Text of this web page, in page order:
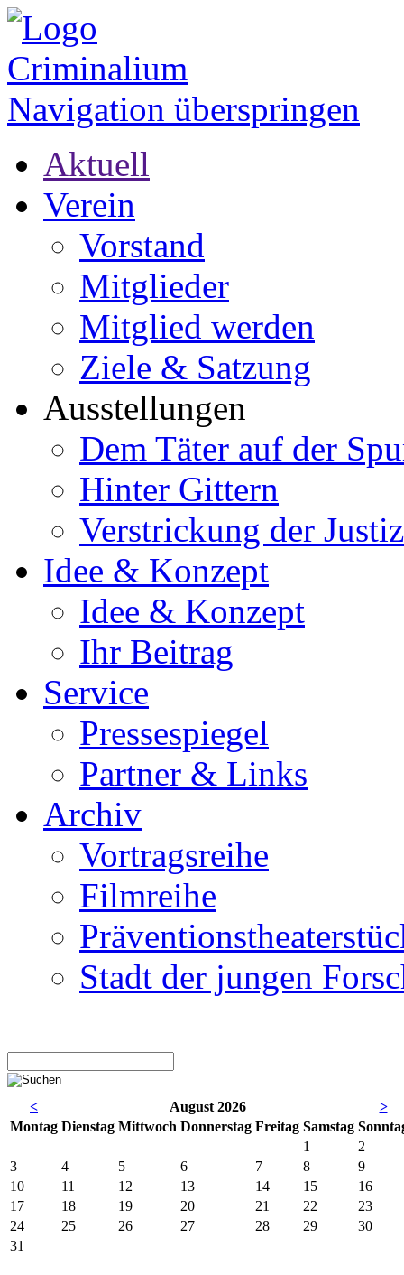
Navigation überspringen
Aktuell
Verein
Vorstand
Mitglieder
Mitglied werden
Ziele & Satzung
Ausstellungen
Dem Täter auf der
Hinter Gittern
Verstrickung der
Idee & Konzept
Idee & Konzept
Ihr Beitrag
Service
Pressespiegel
Partner & Links
Archiv
Vortragsreihe
Filmreihe
Stadt der jungen
< August 2026
>
Montag Dienstag Mittwoch Donnerstag Freitag Samstag So
1
2
3
4 5 6 7 8
9
10
11 12 13 14 15
16
17
18 19 20 21 22
23
24
25 26 27 28 29
30
31